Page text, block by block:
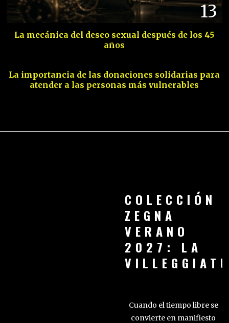
13
La mecánica del deseo sexual después de los 45
años
La importancia de las donaciones solidarias para
atender a las personas más vulnerables
COLECCIÓN
ZEGNA
VERANO
2027: LA
Cuando el tiempo libre se
convierte en manifiesto